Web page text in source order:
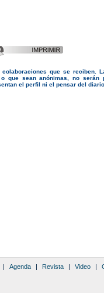
que se reciben.
que sean anónimas, no serán
el perfil ni el pensar del
| Agenda | Revista | Video |